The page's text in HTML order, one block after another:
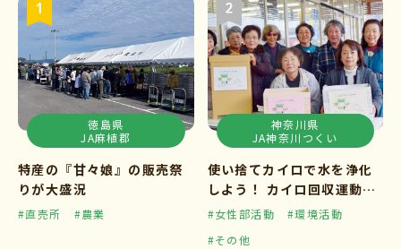
徳島県
JA麻植郡
特産の『甘々娘』の販売祭
りが大盛況
#直売所 #農業
神奈川県
JA神奈川つくい
使い捨てカイロで水を浄化
しよう！ カイロ回収運動ス
タート
#女性部活動
#環境活動
#その他